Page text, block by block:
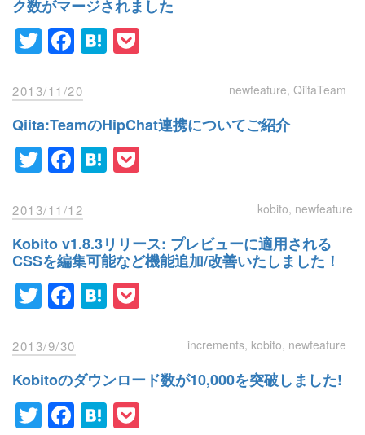
ク数がマージされました
Twitter
Facebook
Hatena
2013/11/20 newfeature QiitaTeam
Qiita:TeamのHipChat連携についてご紹介
Twitter
Facebook
Hatena
2013/11/12 kobito newfeature
Kobito v1.8.3リリース: プレビューに適用される
CSSを編集可能など機能追加/改善いたしました！
Twitter
Facebook
Hatena
2013/9/30 increments kobito newfeature
Kobitoのダウンロード数が10,000を突破しました!
Twitter
Facebook
Hatena